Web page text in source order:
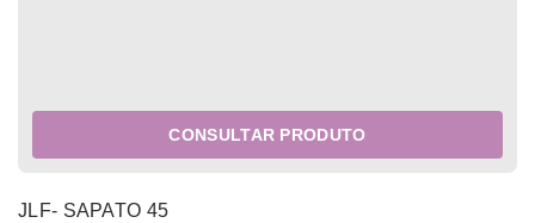
CONSULTAR PRODUTO
JLF- SAPATO 45